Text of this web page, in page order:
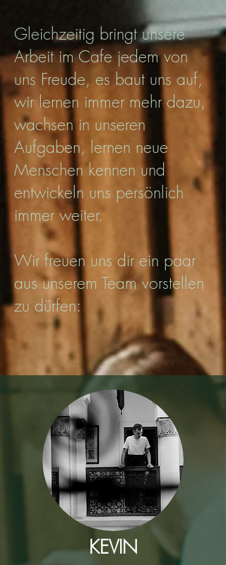
Gleichzeitig bringt unsere
Arbeit im Cafe jedem von
uns Freude, es baut uns auf,
wir lernen immer mehr dazu,
wachsen in unseren
Aufgaben, lernen neue
Menschen kennen und
entwickeln uns persönlich
immer weiter.
Wir freuen uns dir ein paar
aus unserem Team vorstellen
zu dürfen:
KEVIN